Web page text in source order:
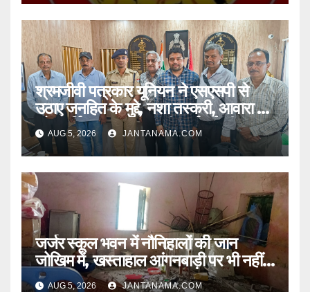
श्रमजीवी पत्रकार यूनियन ने एसएसपी से
उठाए जनहित के मुद्दे, नशा तस्करी, आवारा पशु
और पार्किंग व्यवस्था पर की कार्रवाई की मांग
AUG 5, 2026 JANTANAMA.COM
जर्जर स्कूल भवन में नौनिहालों की जान
जोखिम में, खस्ताहाल आंगनबाड़ी पर भी नहीं
जागा प्रशासन
AUG 5, 2026 JANTANAMA.COM